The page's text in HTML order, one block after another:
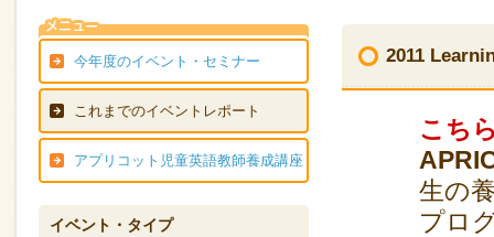
今年度のイベント・セミナー
これまでのイベントレポート
アプリコット児童英語教師養成講座
イベント・タイプ
2011
こち
生の
プロ